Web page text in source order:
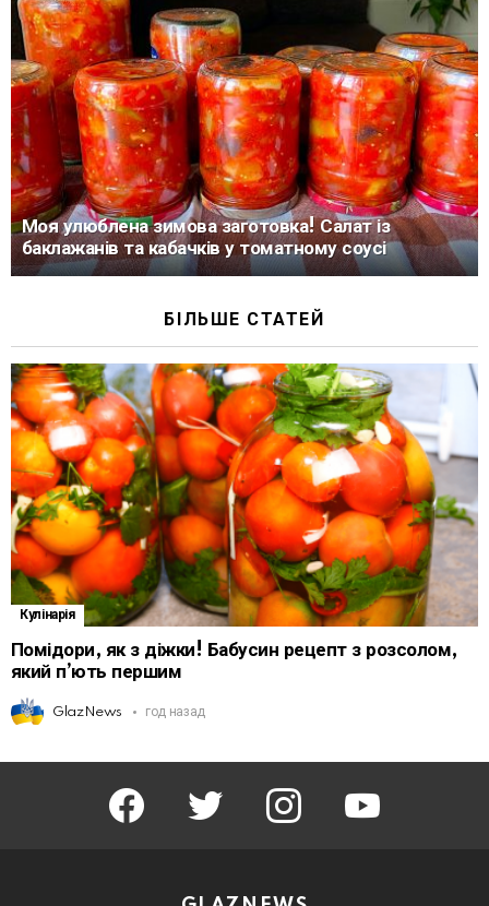
Моя улюблена зимова заготовка! Салат із
баклажанів та кабачків у томатному соусі
БІЛЬШЕ СТАТЕЙ
Кулінарія
Помідори, як з діжки! Бабусин рецепт з розсолом,
який п’ють першим
GlazNews год назад
facebook twitter instagram youtube